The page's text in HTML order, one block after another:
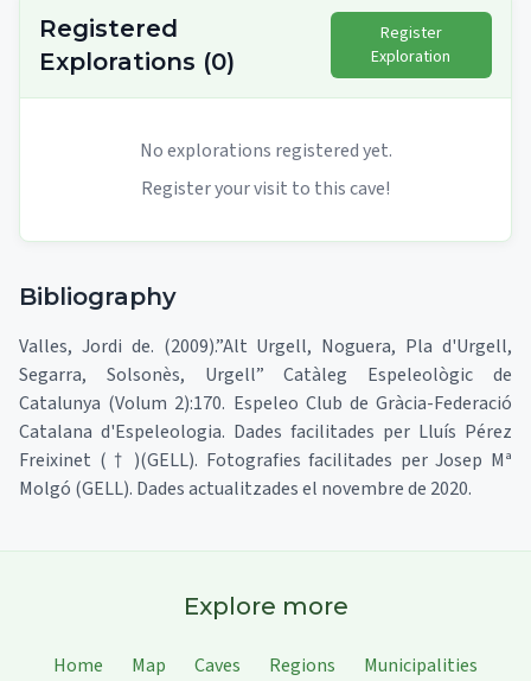
Registered
Explorations (0)
Register
Exploration
No explorations registered yet.
Register your visit to this cave!
Bibliography
Valles, Jordi de. (2009).”Alt Urgell, Noguera, Pla d'Urgell,
Segarra, Solsonès, Urgell” Catàleg Espeleològic de
Catalunya (Volum 2):170. Espeleo Club de Gràcia-Federació
Catalana d'Espeleologia. Dades facilitades per Lluís Pérez
Freixinet ( † )(GELL). Fotografies facilitades per Josep Mª
Molgó (GELL). Dades actualitzades el novembre de 2020.
Explore more
Home Map Caves Regions Municipalities